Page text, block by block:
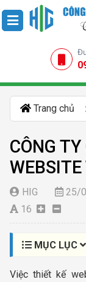
Trang chủ
CÔNG
WEBSITE
HIG 25/
16
MỤC LỤC
Việc thiết kế